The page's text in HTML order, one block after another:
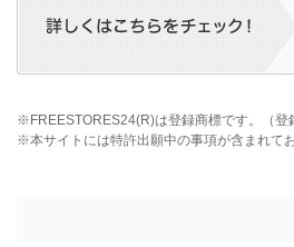
※FREESTORES24(R)は登録商標です。（登
※本サイトには特許出願中の事項が含まれてお